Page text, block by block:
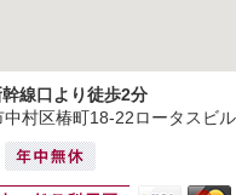
線口より徒歩2分
村区椿町18-22ロータスビ